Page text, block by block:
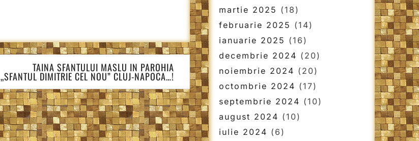
TAINA SFANTULUI MASLU IN PAROHIA
„SFANTUL DIMITRIE CEL NOU” CLUJ-NAPOCA…!
martie 2025 (18)
februarie 2025 (14)
ianuarie 2025 (16)
decembrie 2024 (20)
noiembrie 2024 (20)
octombrie 2024 (17)
septembrie 2024 (10)
august 2024 (10)
iulie 2024 (6)